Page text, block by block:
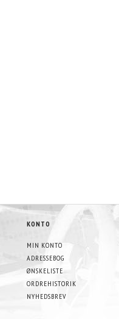
KONTO
MIN KONTO
ADRESSEBOG
ØNSKELISTE
ORDREHISTORIK
NYHEDSBREV